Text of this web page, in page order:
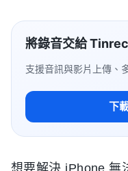
將錄音交給
支援音訊與影片上傳、
下
想要解決 iPhone 無